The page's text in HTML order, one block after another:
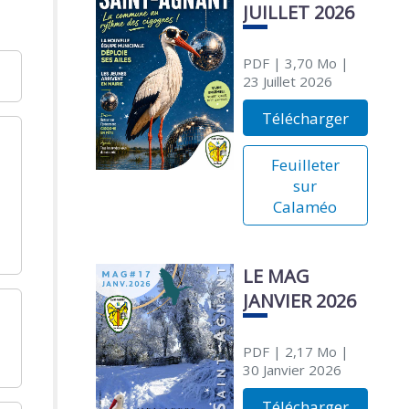
JUILLET 2026
PDF| 3,70 Mo |
23 Juillet 2026
Télécharger
Feuilleter
sur
Calaméo
LE MAG
JANVIER 2026
PDF| 2,17 Mo |
30 Janvier 2026